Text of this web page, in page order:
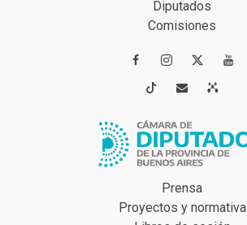
Diputados
Comisiones
 
 
Prensa
Proyectos y normativa